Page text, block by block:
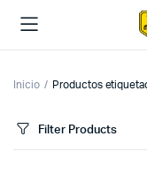
Inicio Productos
Filter Products